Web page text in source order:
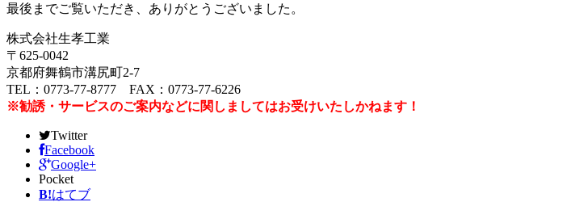
最後までご覧いただき、ありがとうございました。
株式会社生孝工業
〒625-0042
京都府舞鶴市溝尻町2-7
TEL：0773-77-8777 FAX：0773-77-6226
※勧誘・サービスのご案内などに関しましてはお受けいたしかねます！
Twitter
Facebook
Google+
Pocket
B!はてブ